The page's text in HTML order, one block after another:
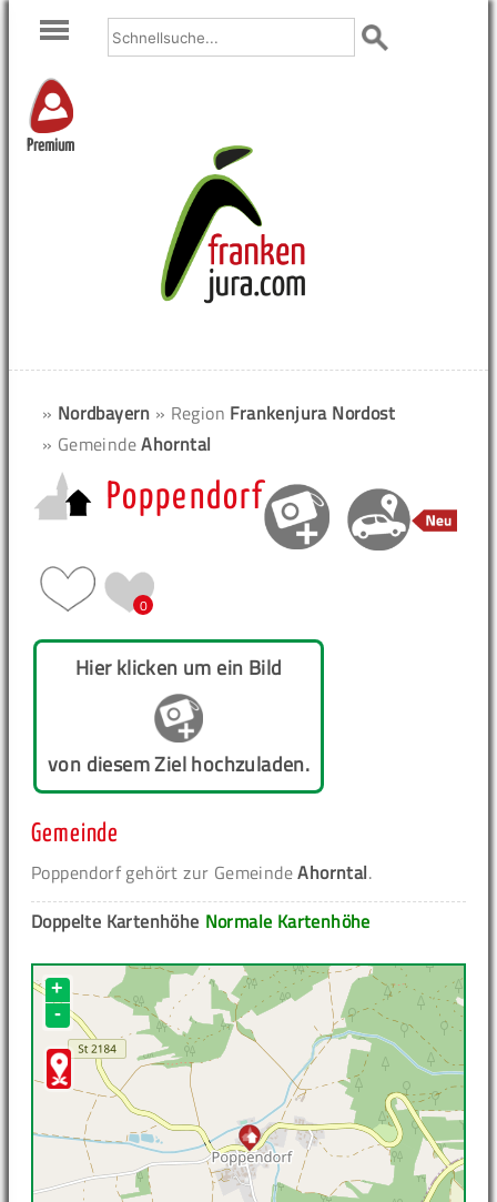
Premium
» Nordbayern » Region Frankenjura Nordost
» GemeindeAhorntal
Poppendorf
0
Hier klicken um ein Bild
von diesem Ziel hochzuladen.
Gemeinde
Poppendorf gehört zur GemeindeAhorntal.
Normale Kartenhöhe
Doppelte Kartenhöhe
+
-